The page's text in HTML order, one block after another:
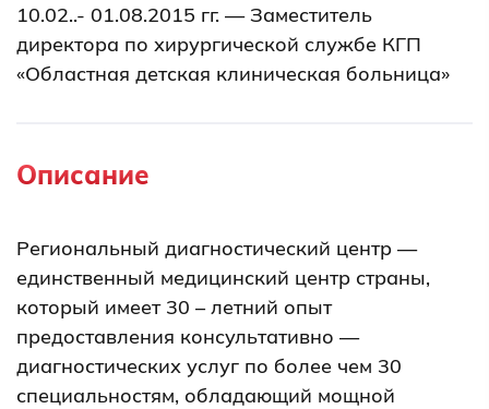
10.02..- 01.08.2015 гг. — Заместитель
директора по хирургической службе КГП
«Областная детская клиническая больница»
10.08. – 02.04.2018 г. – Медицинский
директор гемодиализных центров ТОО «Ар-
Алматинской области.
Описание
Региональный диагностический центр —
единственный медицинский центр страны,
который имеет 30 – летний опыт
предоставления консультативно —
диагностических услуг по более чем 30
специальностям, обладающий мощной